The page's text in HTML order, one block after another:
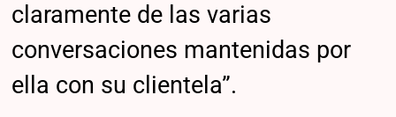
claramente de las varias
conversaciones mantenidas por
ella con su clientela”.